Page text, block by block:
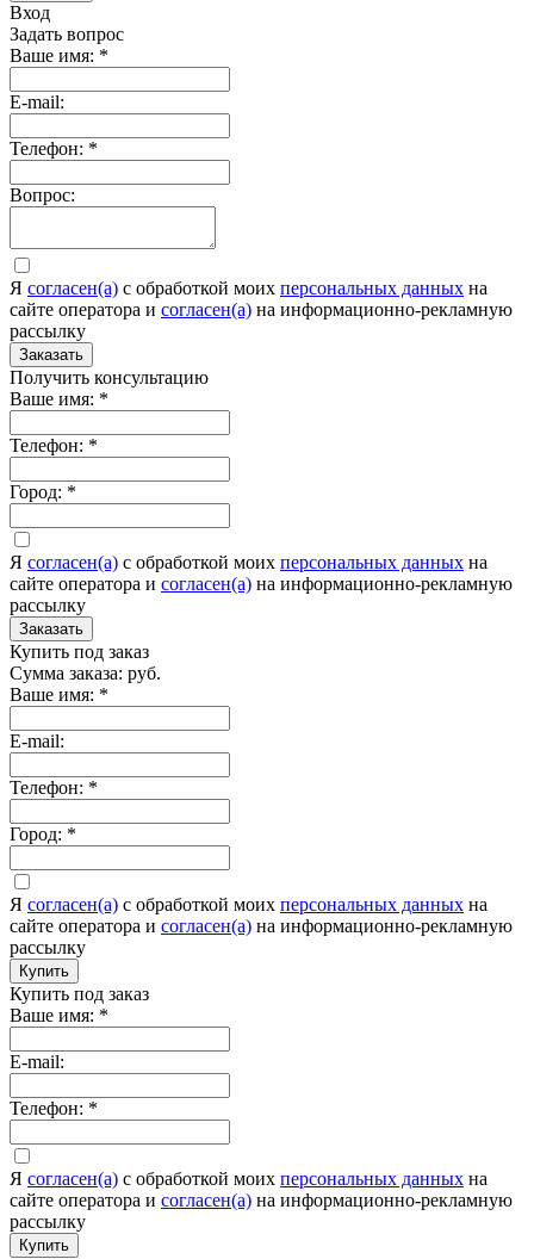
Вход
Задать вопрос
Ваше имя: *
E-mail:
Телефон: *
Вопрос:
Я согласен(а) c обработкой моих персональных данных на
сайте оператора и согласен(а) на информационно-рекламную
рассылку
Заказать
Получить консультацию
Ваше имя: *
Телефон: *
Город: *
Я согласен(а) c обработкой моих персональных данных на
сайте оператора и согласен(а) на информационно-рекламную
рассылку
Заказать
Купить под заказ
Сумма заказа: руб.
Ваше имя: *
E-mail:
Телефон: *
Город: *
Я согласен(а) c обработкой моих персональных данных на
сайте оператора и согласен(а) на информационно-рекламную
рассылку
Купить
Купить под заказ
Ваше имя: *
E-mail:
Телефон: *
Я согласен(а) c обработкой моих персональных данных на
сайте оператора и согласен(а) на информационно-рекламную
рассылку
Купить